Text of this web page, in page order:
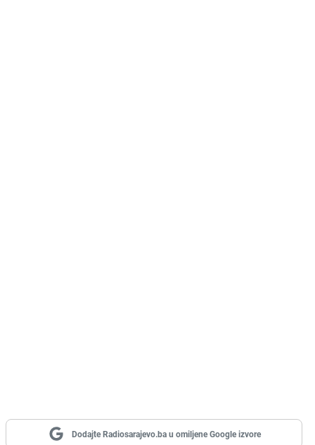
Dodajte Radiosarajevo.ba u omiljene Google izvore